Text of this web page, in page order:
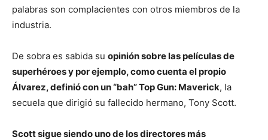
palabras son complacientes con otros miembros de la
industria.
De sobra es sabida su opinión sobre las películas de
superhéroes y por ejemplo, como cuenta el propio
Álvarez, definió con un “bah” Top Gun: Maverick, la
secuela que dirigió su fallecido hermano, Tony Scott.
Scott sigue siendo uno de los directores más